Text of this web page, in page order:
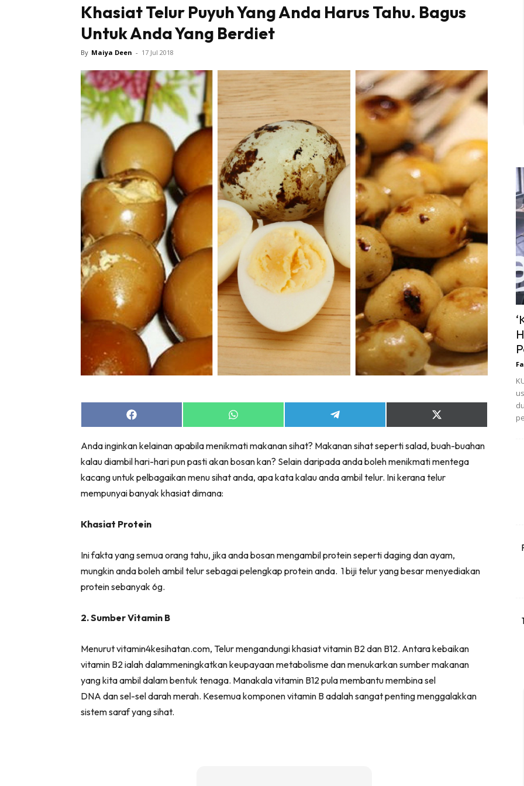
Khasiat Telur Puyuh Yang Anda Harus Tahu. Bagus
Untuk Anda Yang Berdiet
By Maiya Deen - 17 Jul 2018
Share
on
Share
on
Share
on
Share
on
(Twitter)
Anda inginkan kelainan apabila menikmati makanan sihat? Makanan sihat seperti salad, buah-buahan
kalau diambil hari-hari pun pasti akan bosan kan? Selain daripada anda boleh menikmati mentega
kacang untuk pelbagaikan menu sihat anda, apa kata kalau anda ambil telur. Ini kerana telur
mempunyai banyak khasiat dimana:
Khasiat Protein
Ini fakta yang semua orang tahu, jika anda bosan mengambil protein seperti daging dan ayam,
mungkin anda boleh ambil telur sebagai pelengkap protein anda. 1 biji telur yang besar menyediakan
protein sebanyak 6g.
2. Sumber Vitamin B
Menurut vitamin4kesihatan.com, Telur mengandungi khasiat vitamin B2 dan B12. Antara kebaikan
vitamin B2 ialah dalammeningkatkan keupayaan metabolisme dan menukarkan sumber makanan
yang kita ambil dalam bentuk tenaga. Manakala vitamin B12 pula membantu membina sel
DNA dan sel-sel darah merah. Kesemua komponen vitamin B adalah sangat penting menggalakkan
sistem saraf yang sihat.